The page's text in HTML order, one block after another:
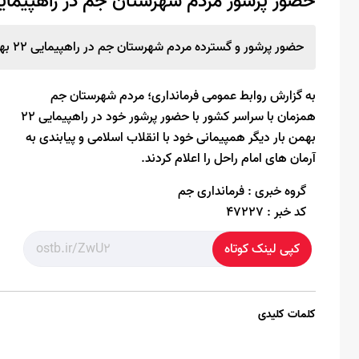
حضور پرشور و گسترده مردم شهرستان جم در راهپیمایی ۲۲ بهمن ۱۴۰۴
به گزارش روابط عمومی فرمانداری؛ مردم شهرستان جم
همزمان با سراسر کشور با حضور پرشور خود در راهپیمایی ۲۲
بهمن بار دیگر همپیمانی خود با انقلاب اسلامی و پیابندی به
آرمان های امام راحل را اعلام کردند.
گروه خبری :فرمانداری جم
کد خبر : 47227
کپی لینک کوتاه
کلمات کلیدی